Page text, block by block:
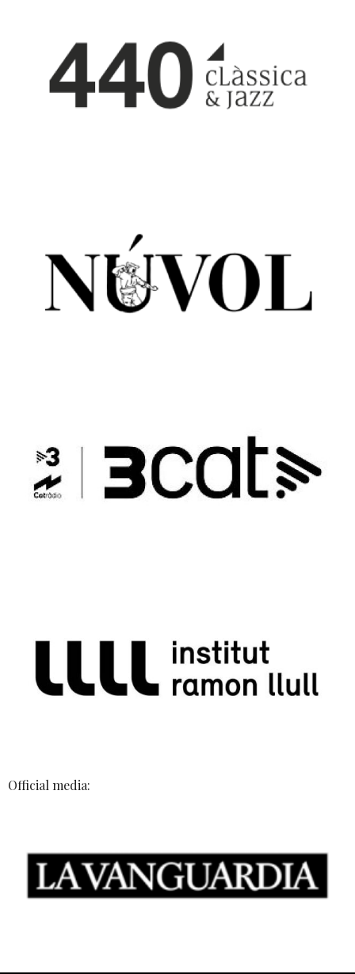
Official media: